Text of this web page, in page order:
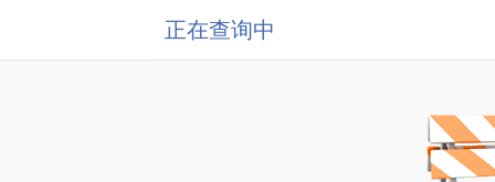
正在查询中